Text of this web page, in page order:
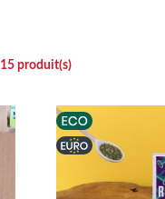
15produit(s)